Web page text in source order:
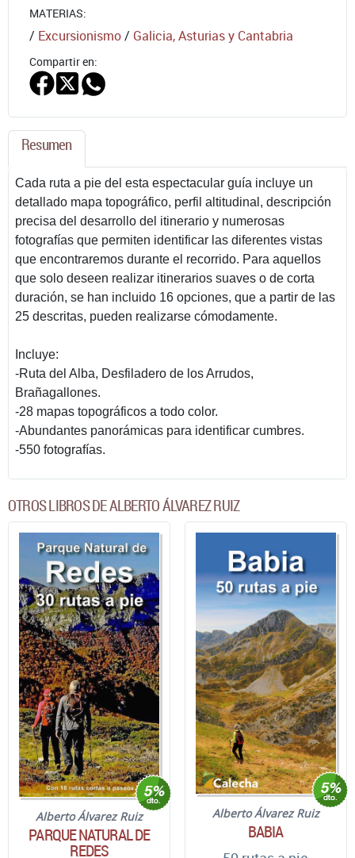
MATERIAS:
/ Excursionismo/ Galicia, Asturias y Cantabria
Compartir en:
Resumen
Cada ruta a pie del esta espectacular guía incluye un
detallado mapa topográfico, perfil altitudinal, descripción
precisa del desarrollo del itinerario y numerosas
fotografías que permiten identificar las diferentes vistas
que encontraremos durante el recorrido. Para aquellos
que solo deseen realizar itinerarios suaves o de corta
duración, se han incluido 16 opciones, que a partir de las
25 descritas, pueden realizarse cómodamente.
Incluye:
-Ruta del Alba, Desfiladero de los Arrudos,
Brañagallones.
-28 mapas topográficos a todo color.
-Abundantes panorámicas para identificar cumbres.
-550 fotografías.
OTROS LIBROS DE ALBERTO ÁLVAREZ RUIZ
Alberto Álvarez Ruiz
PARQUE NATURAL DE
REDES
Alberto Álvarez Ruiz
BABIA